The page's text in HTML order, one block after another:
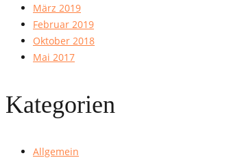
März 2019
Februar 2019
Oktober 2018
Mai 2017
Kategorien
Allgemein